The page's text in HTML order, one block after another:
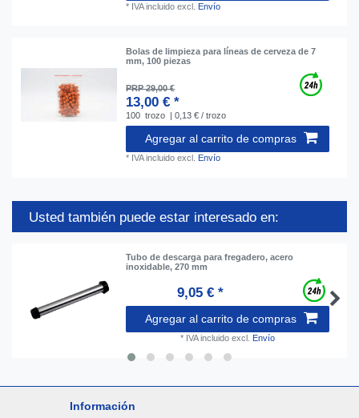
* IVA incluido excl. Envío
Bolas de limpieza para líneas de cerveza de 7
mm, 100 piezas
PRP 29,00 €
13,00 € *
100 trozo | 0,13 € / trozo
Agregar al carrito de compras
* IVA incluido excl. Envío
Usted también puede estar interesado en:
Tubo de descarga para fregadero, acero
inoxidable, 270 mm
9,05 € *
Agregar al carrito de compras
* IVA incluido excl. Envío
Información